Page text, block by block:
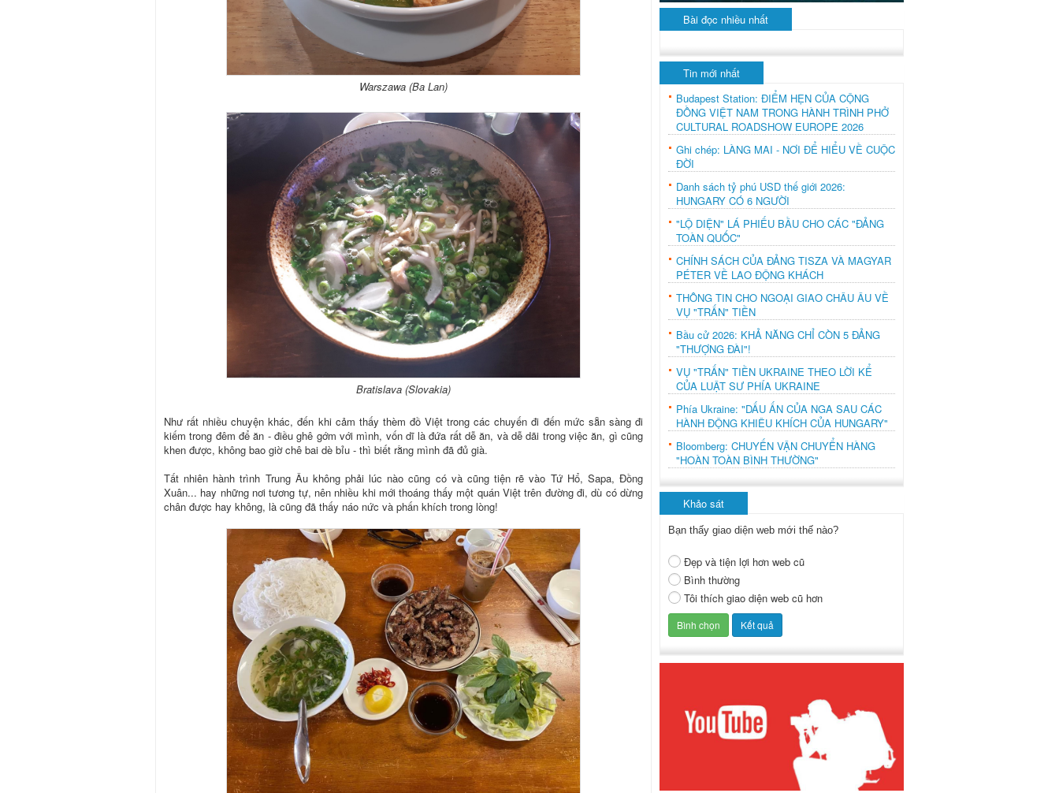
Warszawa (Ba Lan)
Bratislava (Slovakia)
Như rất nhiều chuyện khác, đến khi cảm thấy thèm đồ Việt trong các chuyến đi đến mức sẵn sàng đi
kiếm trong đêm để ăn - điều ghê gớm với mình, vốn dĩ là đứa rất dễ ăn, và dễ dãi trong việc ăn, gì cũng
khen được, không bao giờ chê bai dè bỉu - thì biết rằng mình đã đủ già.
Tất nhiên hành trình Trung Âu không phải lúc nào cũng có và cũng tiện rẽ vào Tứ Hổ, Sapa, Đồng
Xuân... hay những nơi tương tự, nên nhiều khi mới thoáng thấy một quán Việt trên đường đi, dù có dừng
chân được hay không, là cũng đã thấy náo nức và phấn khích trong lòng!
Bài đọc nhiều nhất
Tin mới nhất
Budapest Station: ĐIỂM HẸN CỦA CỘNG
ĐỒNG VIỆT NAM TRONG HÀNH TRÌNH PHỞ
CULTURAL ROADSHOW EUROPE 2026
Ghi chép: LÀNG MAI - NƠI ĐỂ HIỂU VỀ CUỘC
ĐỜI
Danh sách tỷ phú USD thế giới 2026:
HUNGARY CÓ 6 NGƯỜI
"LỘ DIỆN" LÁ PHIẾU BẦU CHO CÁC "ĐẢNG
TOÀN QUỐC"
CHÍNH SÁCH CỦA ĐẢNG TISZA VÀ MAGYAR
PÉTER VỀ LAO ĐỘNG KHÁCH
THÔNG TIN CHO NGOẠI GIAO CHÂU ÂU VỀ
VỤ "TRẤN" TIỀN
Bầu cử 2026: KHẢ NĂNG CHỈ CÒN 5 ĐẢNG
"THƯỢNG ĐÀI"!
VỤ "TRẤN" TIỀN UKRAINE THEO LỜI KỂ
CỦA LUẬT SƯ PHÍA UKRAINE
Phía Ukraine: "DẤU ẤN CỦA NGA SAU CÁC
HÀNH ĐỘNG KHIÊU KHÍCH CỦA HUNGARY"
Bloomberg: CHUYẾN VẬN CHUYỂN HÀNG
"HOÀN TOÀN BÌNH THƯỜNG"
Khảo sát
Bạn thấy giao diện web mới thế nào?
Đẹp và tiện lợi hơn web cũ
Bình thường
Tôi thích giao diện web cũ hơn